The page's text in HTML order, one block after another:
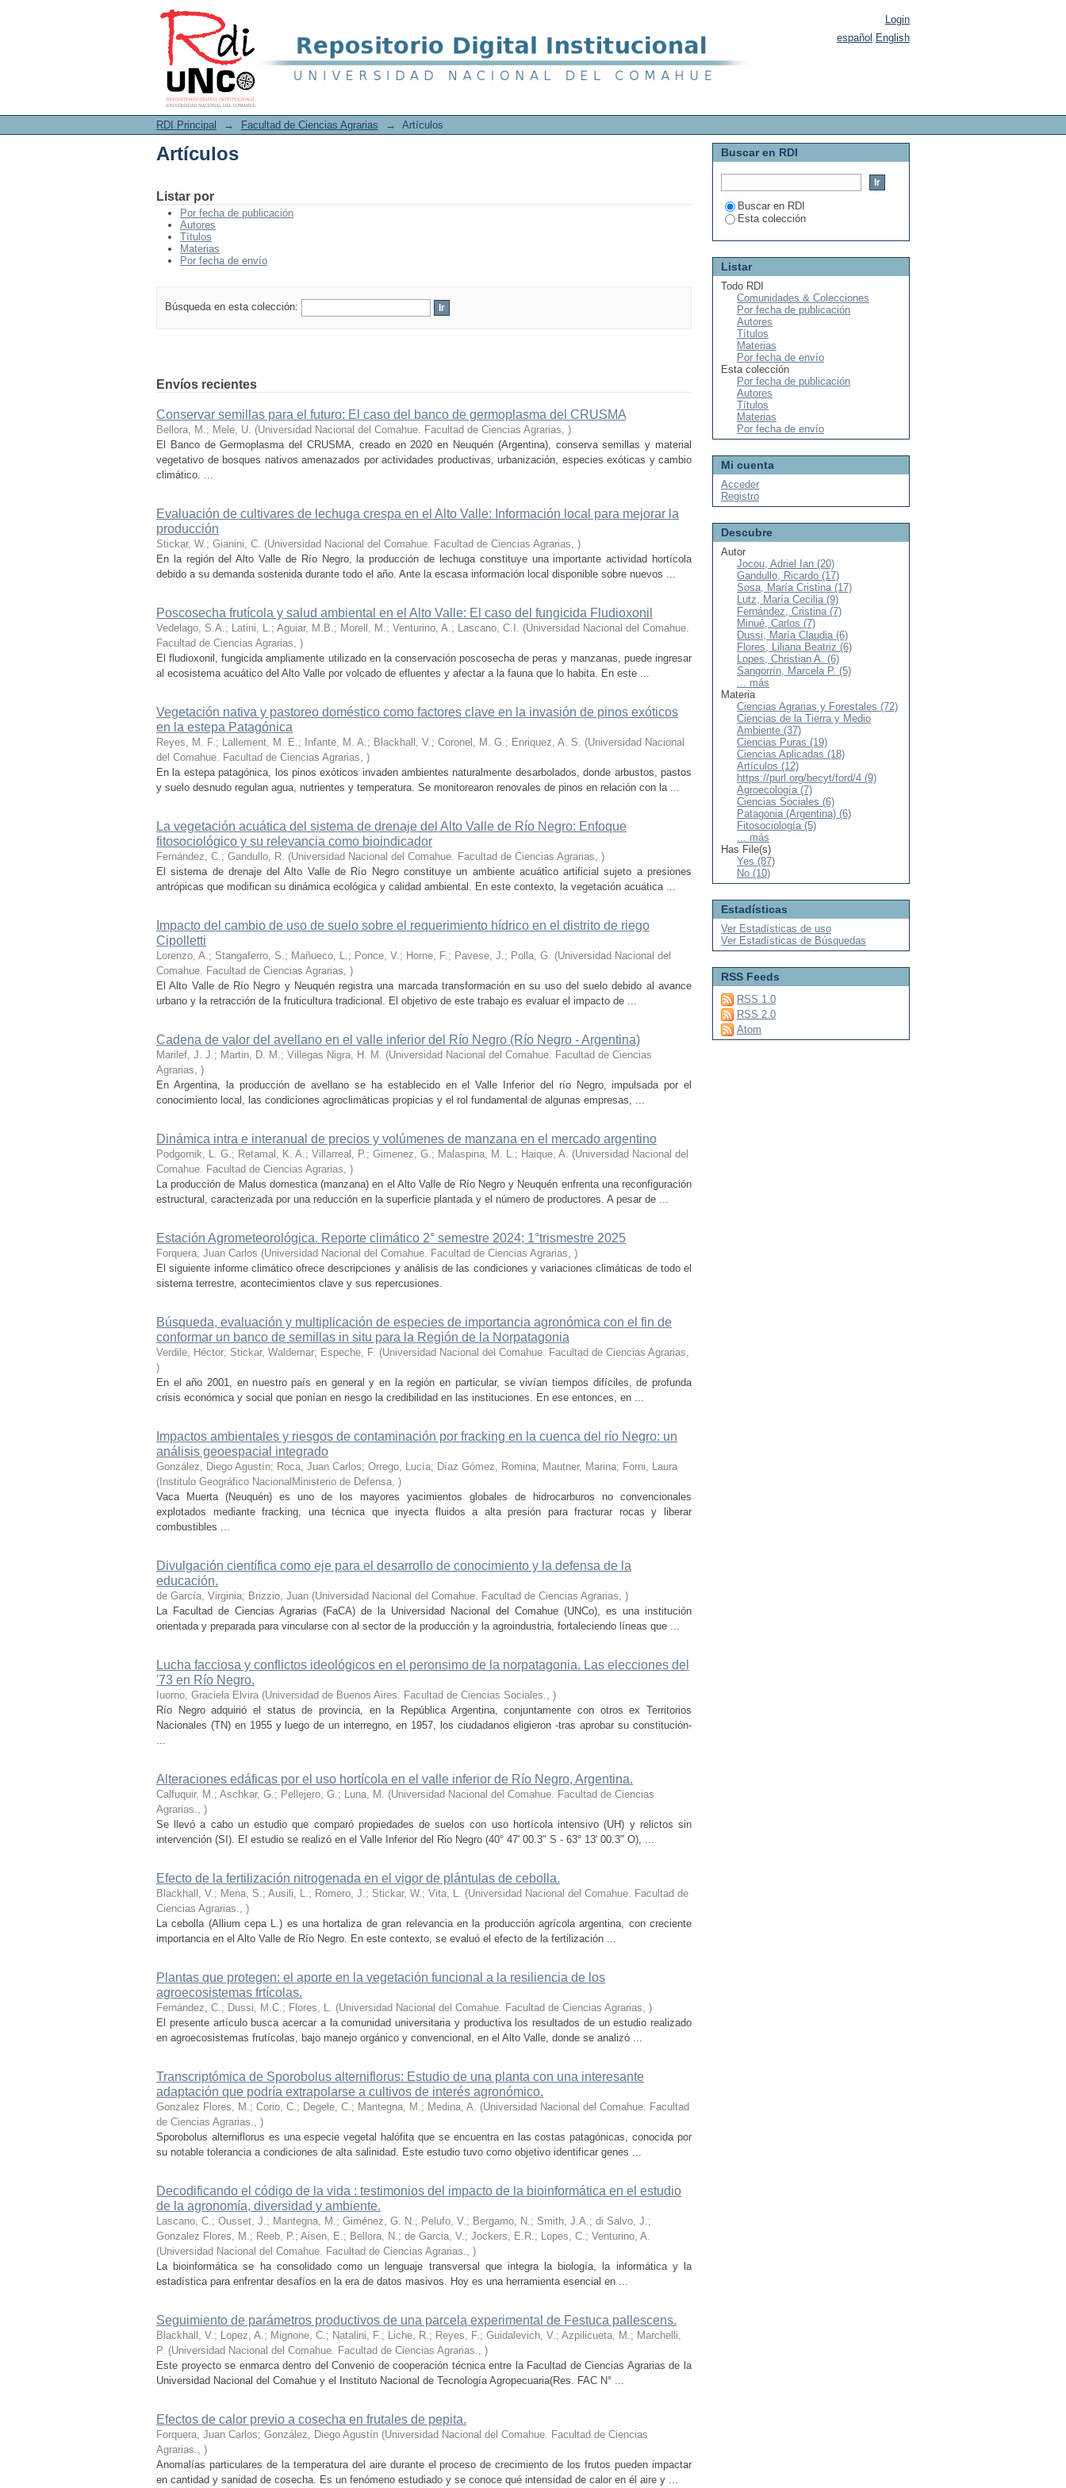
Artículos
Login
español English
RDI Principal → Facultad de Ciencias Agrarias → Artículos
Artículos
Listar por
Por fecha de publicación
Autores
Títulos
Materias
Por fecha de envío
Búsqueda en esta colección:
Envíos recientes
Conservar semillas para el futuro: El caso del banco de germoplasma del CRUSMA
Bellora, M.; Mele, U. (Universidad Nacional del Comahue. Facultad de Ciencias Agrarias, )
El Banco de Germoplasma del CRUSMA, creado en 2020 en Neuquén (Argentina), conserva semillas y material
vegetativo de bosques nativos amenazados por actividades productivas, urbanización, especies exóticas y cambio
climático. ...
Evaluación de cultivares de lechuga crespa en el Alto Valle: Información local para mejorar la
producción
Stickar, W.; Gianini, C. (Universidad Nacional del Comahue. Facultad de Ciencias Agrarias, )
En la región del Alto Valle de Río Negro, la producción de lechuga constituye una importante actividad hortícola
debido a su demanda sostenida durante todo el año. Ante la escasa información local disponible sobre nuevos ...
Poscosecha frutícola y salud ambiental en el Alto Valle: El caso del fungicida Fludioxonil
Vedelago, S.A.; Latini, L.; Aguiar, M.B.; Morell, M.; Venturino, A.; Lascano, C.I. (Universidad Nacional del Comahue.
Facultad de Ciencias Agrarias, )
El fludioxonil, fungicida ampliamente utilizado en la conservación poscosecha de peras y manzanas, puede ingresar
al ecosistema acuático del Alto Valle por volcado de efluentes y afectar a la fauna que lo habita. En este ...
Vegetación nativa y pastoreo doméstico como factores clave en la invasión de pinos exóticos
en la estepa Patagónica
Reyes, M. F.; Lallement, M. E.; Infante, M. A.; Blackhall, V.; Coronel, M. G.; Enriquez, A. S. (Universidad Nacional
del Comahue. Facultad de Ciencias Agrarias, )
En la estepa patagónica, los pinos exóticos invaden ambientes naturalmente desarbolados, donde arbustos, pastos
y suelo desnudo regulan agua, nutrientes y temperatura. Se monitorearon renovales de pinos en relación con la ...
La vegetación acuática del sistema de drenaje del Alto Valle de Río Negro: Enfoque
fitosociológico y su relevancia como bioindicador
Fernández, C.; Gandullo, R. (Universidad Nacional del Comahue. Facultad de Ciencias Agrarias, )
El sistema de drenaje del Alto Valle de Río Negro constituye un ambiente acuático artificial sujeto a presiones
antrópicas que modifican su dinámica ecológica y calidad ambiental. En este contexto, la vegetación acuática ...
Impacto del cambio de uso de suelo sobre el requerimiento hídrico en el distrito de riego
Cipolletti
Lorenzo, A.; Stangaferro, S.; Mañueco, L.; Ponce, V.; Horne, F.; Pavese, J.; Polla, G. (Universidad Nacional del
Comahue. Facultad de Ciencias Agrarias, )
El Alto Valle de Río Negro y Neuquén registra una marcada transformación en su uso del suelo debido al avance
urbano y la retracción de la fruticultura tradicional. El objetivo de este trabajo es evaluar el impacto de ...
Cadena de valor del avellano en el valle inferior del Río Negro (Río Negro - Argentina)
Marilef, J. J.; Martin, D. M.; Villegas Nigra, H. M. (Universidad Nacional del Comahue. Facultad de Ciencias
Agrarias, )
En Argentina, la producción de avellano se ha establecido en el Valle Inferior del río Negro, impulsada por el
conocimiento local, las condiciones agroclimáticas propicias y el rol fundamental de algunas empresas, ...
Dinámica intra e interanual de precios y volúmenes de manzana en el mercado argentino
Podgornik, L. G.; Retamal, K. A.; Villarreal, P.; Gimenez, G.; Malaspina, M. L.; Haique, A. (Universidad Nacional del
Comahue. Facultad de Ciencias Agrarias, )
La producción de Malus domestica (manzana) en el Alto Valle de Río Negro y Neuquén enfrenta una reconfiguración
estructural, caracterizada por una reducción en la superficie plantada y el número de productores. A pesar de ...
Estación Agrometeorológica. Reporte climático 2° semestre 2024; 1°trismestre 2025
Forquera, Juan Carlos (Universidad Nacional del Comahue. Facultad de Ciencias Agrarias, )
El siguiente informe climático ofrece descripciones y análisis de las condiciones y variaciones climáticas de todo el
sistema terrestre, acontecimientos clave y sus repercusiones.
Búsqueda, evaluación y multiplicación de especies de importancia agronómica con el fin de
conformar un banco de semillas in situ para la Región de la Norpatagonia
Verdile, Héctor; Stickar, Waldemar; Espeche, F. (Universidad Nacional del Comahue. Facultad de Ciencias Agrarias,
)
En el año 2001, en nuestro país en general y en la región en particular, se vivían tiempos difíciles, de profunda
crisis económica y social que ponían en riesgo la credibilidad en las instituciones. En ese entonces, en ...
Impactos ambientales y riesgos de contaminación por fracking en la cuenca del río Negro: un
análisis geoespacial integrado
González, Diego Agustín; Roca, Juan Carlos; Orrego, Lucía; Díaz Gómez, Romina; Mautner, Marina; Forni, Laura
( Institulo Geográfico NacionalMinisterio de Defensa, )
Vaca Muerta (Neuquén) es uno de los mayores yacimientos globales de hidrocarburos no convencionales
explotados mediante fracking, una técnica que inyecta fluidos a alta presión para fracturar rocas y liberar
combustibles ...
Divulgación científica como eje para el desarrollo de conocimiento y la defensa de la
educación.
de García, Virginia; Brizzio, Juan (Universidad Nacional del Comahue. Facultad de Ciencias Agrarias, )
La Facultad de Ciencias Agrarias (FaCA) de la Universidad Nacional del Comahue (UNCo), es una institución
orientada y preparada para vincularse con al sector de la producción y la agroindustria, fortaleciendo líneas que ...
Lucha facciosa y conflictos ideológicos en el peronsimo de la norpatagonia. Las elecciones del
'73 en Río Negro.
Iuorno, Graciela Elvira (Universidad de Buenos Aires. Facultad de Ciencias Sociales., )
Río Negro adquirió el status de provincia, en la República Argentina, conjuntamente con otros ex Territorios
Nacionales (TN) en 1955 y luego de un interregno, en 1957, los ciudadanos eligieron -tras aprobar su constitución-
...
Alteraciones edáficas por el uso hortícola en el valle inferior de Río Negro, Argentina.
Calfuquir, M.; Aschkar, G.; Pellejero, G.; Luna, M. (Universidad Nacional del Comahue. Facultad de Ciencias
Agrarias., )
Se llevó a cabo un estudio que comparó propiedades de suelos con uso hortícola intensivo (UH) y relictos sin
intervención (SI). El estudio se realizó en el Valle Inferior del Rio Negro (40° 47' 00.3" S - 63° 13' 00.3" O), ...
Efecto de la fertilización nitrogenada en el vigor de plántulas de cebolla.
Blackhall, V.; Mena, S.; Ausili, L.; Romero, J.; Stickar, W.; Vita, L. (Universidad Nacional del Comahue. Facultad de
Ciencias Agrarias., )
La cebolla (Allium cepa L.) es una hortaliza de gran relevancia en la producción agrícola argentina, con creciente
importancia en el Alto Valle de Río Negro. En este contexto, se evaluó el efecto de la fertilización ...
Plantas que protegen: el aporte en la vegetación funcional a la resiliencia de los
agroecosistemas frtícolas.
Fernández, C.; Dussi, M.C.; Flores, L. (Universidad Nacional del Comahue. Facultad de Ciencias Agrarias, )
El presente artículo busca acercar a la comunidad universitaria y productiva los resultados de un estudio realizado
en agroecosistemas frutícolas, bajo manejo orgánico y convencional, en el Alto Valle, donde se analizó ...
Transcriptómica de Sporobolus alterniflorus: Estudio de una planta con una interesante
adaptación que podría extrapolarse a cultivos de interés agronómico.
Gonzalez Flores, M.; Corio, C.; Degele, C.; Mantegna, M.; Medina, A. (Universidad Nacional del Comahue. Facultad
de Ciencias Agrarias., )
Sporobolus alterniflorus es una especie vegetal halófita que se encuentra en las costas patagónicas, conocida por
su notable tolerancia a condiciones de alta salinidad. Este estudio tuvo como objetivo identificar genes ...
Decodificando el código de la vida : testimonios del impacto de la bioinformática en el estudio
de la agronomía, diversidad y ambiente.
Lascano, C.; Ousset, J.; Mantegna, M.; Giménez, G. N.; Pelufo, V.; Bergamo, N.; Smith, J.A.; di Salvo, J.;
Gonzalez Flores, M.; Reeb, P.; Aisen, E.; Bellora, N.; de Garcia, V.; Jockers, E.R.; Lopes, C.; Venturino, A.
(Universidad Nacional del Comahue. Facultad de Ciencias Agrarias., )
La bioinformática se ha consolidado como un lenguaje transversal que integra la biología, la informática y la
estadística para enfrentar desafíos en la era de datos masivos. Hoy es una herramienta esencial en ...
Seguimiento de parámetros productivos de una parcela experimental de Festuca pallescens.
Blackhall, V.; Lopez, A.; Mignone, C.; Natalini, F.; Liche, R.; Reyes, F.; Guidalevich, V.; Azpilicueta, M.; Marchelli,
P. (Universidad Nacional del Comahue. Facultad de Ciencias Agrarias., )
Este proyecto se enmarca dentro del Convenio de cooperación técnica entre la Facultad de Ciencias Agrarias de la
Universidad Nacional del Comahue y el Instituto Nacional de Tecnología Agropecuaria(Res. FAC N° ...
Efectos de calor previo a cosecha en frutales de pepita.
Forquera, Juan Carlos; González, Diego Agustín (Universidad Nacional del Comahue. Facultad de Ciencias
Agrarias., )
Anomalías particulares de la temperatura del aire durante el proceso de crecimiento de los frutos pueden impactar
en cantidad y sanidad de cosecha. Es un fenómeno estudiado y se conoce qué intensidad de calor en él aire y ...
Buscar en RDI
Buscar en RDI
Esta colección
Listar
Todo RDI
Comunidades & Colecciones
Por fecha de publicación
Autores
Títulos
Materias
Por fecha de envío
Esta colección
Por fecha de publicación
Autores
Títulos
Materias
Por fecha de envío
Mi cuenta
Acceder
Registro
Descubre
Autor
Jocou, Adriel Ian (20)
Gandullo, Ricardo (17)
Sosa, María Cristina (17)
Lutz, María Cecilia (9)
Fernández, Cristina (7)
Minué, Carlos (7)
Dussi, María Claudia (6)
Flores, Liliana Beatriz (6)
Lopes, Christian A. (6)
Sangorrín, Marcela P. (5)
... más
Materia
Ciencias Agrarias y Forestales (72)
Ciencias de la Tierra y Medio
Ambiente (37)
Ciencias Puras (19)
Ciencias Aplicadas (18)
Artículos (12)
https://purl.org/becyt/ford/4 (9)
Agroecología (7)
Ciencias Sociales (6)
Patagonia (Argentina) (6)
Fitosociología (5)
... más
Has File(s)
Yes (87)
No (10)
Estadísticas
Ver Estadísticas de uso
Ver Estadísticas de Búsquedas
RSS Feeds
RSS 1.0
RSS 2.0
Atom